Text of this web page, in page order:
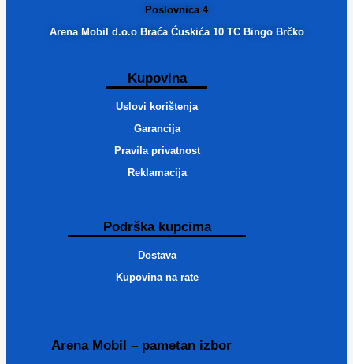
Poslovnica 4
Arena Mobil d.o.o Braća Ćuskića 10 TC Bingo Brčko
Kupovina
Uslovi korištenja
Garancija
Pravila privatnost
Reklamacija
Podrška kupcima
Dostava
Kupovina na rate
Arena Mobil – pametan izbor